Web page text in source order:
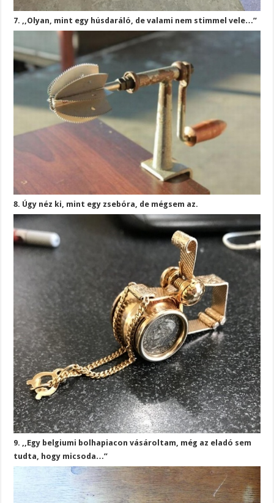
7. ,,Olyan, mint egy húsdaráló, de valami nem stimmel vele…”
8. Úgy néz ki, mint egy zsebóra, de mégsem az.
9. ,,Egy belgiumi bolhapiacon vásároltam, még az eladó sem
tudta, hogy micsoda…”